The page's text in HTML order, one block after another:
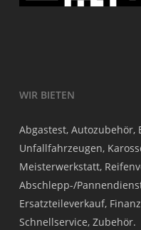
WIR BIETEN
Abgastest, Autozubehör,
Unfallfahrzeugen,
Meisterwerkstatt,
Abschlepp-/
Ersatzteileverkauf,
Schnellservice, Zubehör.